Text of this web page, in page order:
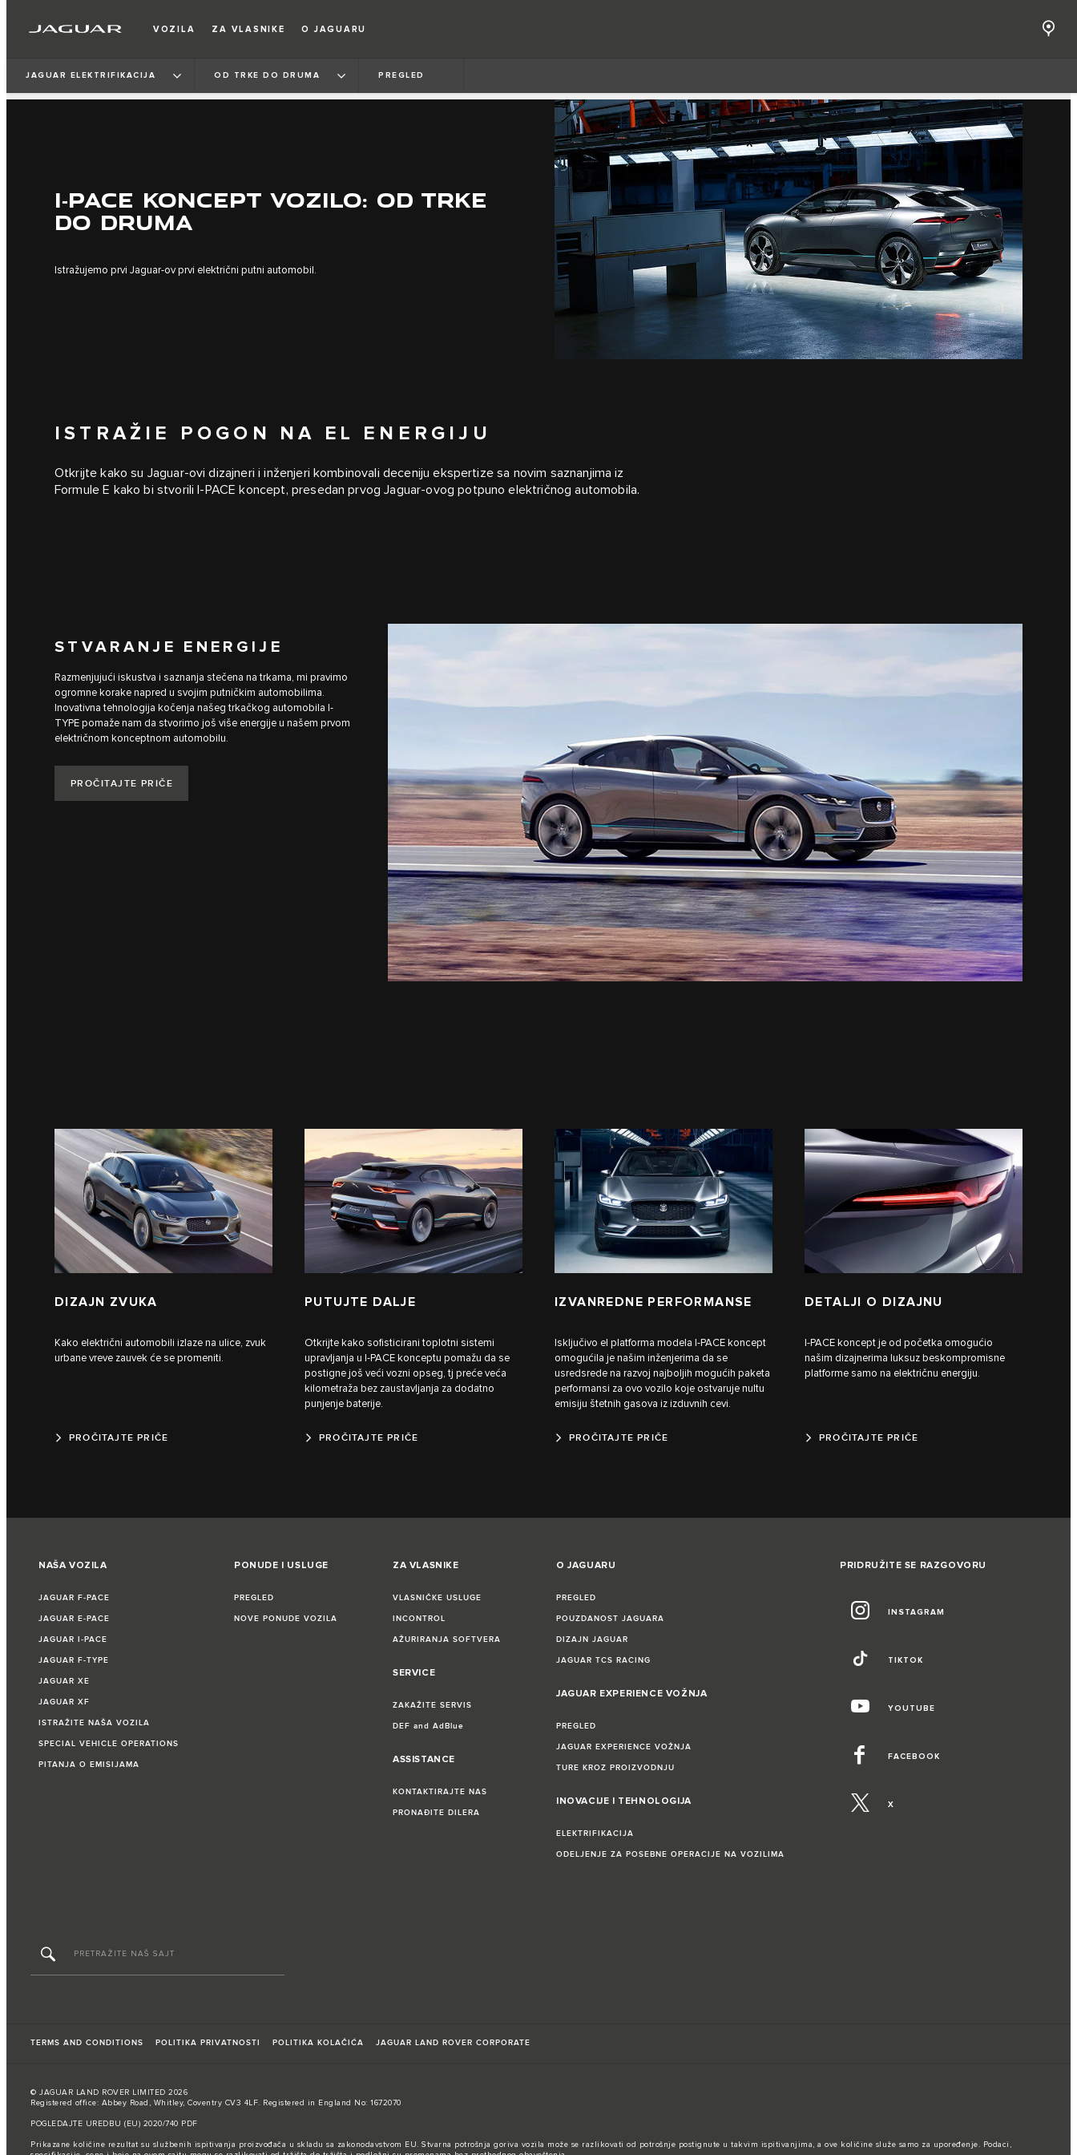
VOZILA ZA VLASNIKE O JAGUARU
JAGUAR ELEKTRIFIKACIJA OD TRKE DO DRUMA PREGLED
I‑PACE KONCEPT VOZILO: OD TRKE
DO DRUMA
Istražujemo prvi Jaguar-ov prvi električni putni automobil.
ISTRAŽIE POGON NA EL ENERGIJU
Otkrijte kako su Jaguar-ovi dizajneri i inženjeri kombinovali deceniju ekspertize sa novim saznanjima iz
Formule E kako bi stvorili I-PACE koncept, presedan prvog Jaguar-ovog potpuno električnog automobila.
STVARANJE ENERGIJE
Razmenjujući iskustva i saznanja stečena na trkama, mi pravimo
ogromne korake napred u svojim putničkim automobilima.
Inovativna tehnologija kočenja našeg trkačkog automobila I-
TYPE pomaže nam da stvorimo još više energije u našem prvom
električnom konceptnom automobilu.
PROČITAJTE PRIČE
DIZAJN ZVUKA
Kako električni automobili izlaze na ulice, zvuk
urbane vreve zauvek će se promeniti.
PROČITAJTE PRIČE
PUTUJTE DALJE
Otkrijte kako sofisticirani toplotni sistemi
upravljanja u I-PACE konceptu pomažu da se
postigne još veći vozni opseg, tj preće veća
kilometraža bez zaustavljanja za dodatno
punjenje baterije.
PROČITAJTE PRIČE
IZVANREDNE PERFORMANSE
Isključivo el platforma modela I-PACE koncept
omogućila je našim inženjerima da se
usredsrede na razvoj najboljih mogućih paketa
performansi za ovo vozilo koje ostvaruje nultu
emisiju štetnih gasova iz izduvnih cevi.
PROČITAJTE PRIČE
DETALJI O DIZAJNU
I-PACE koncept je od početka omogućio
našim dizajnerima luksuz beskompromisne
platforme samo na električnu energiju.
PROČITAJTE PRIČE
NAŠA VOZILA
JAGUAR F‑PACE
JAGUAR E‑PACE
JAGUAR I‑PACE
JAGUAR F‑TYPE
JAGUAR XE
JAGUAR XF
ISTRAŽITE NAŠA VOZILA
SPECIAL VEHICLE OPERATIONS
PITANJA O EMISIJAMA
PONUDE I USLUGE
PREGLED
NOVE PONUDE VOZILA
ZA VLASNIKE
VLASNIČKE USLUGE
INCONTROL
AŽURIRANJA SOFTVERA
SERVICE
ZAKAŽITE SERVIS
DEF and AdBlue
ASSISTANCE
KONTAKTIRAJTE NAS
PRONAĐITE DILERA
O JAGUARU
PREGLED
POUZDANOST JAGUARA
DIZAJN JAGUAR
JAGUAR TCS RACING
JAGUAR EXPERIENCE VOŽNJA
PREGLED
JAGUAR EXPERIENCE VOŽNJA
TURE KROZ PROIZVODNJU
INOVACIJE I TEHNOLOGIJA
ELEKTRIFIKACIJA
ODELJENJE ZA POSEBNE OPERACIJE NA VOZILIMA
PRIDRUŽITE SE RAZGOVORU
INSTAGRAM
TIKTOK
YOUTUBE
FACEBOOK
X
TERMS AND CONDITIONS POLITIKA PRIVATNOSTI POLITIKA KOLAČIĆA JAGUAR LAND ROVER CORPORATE
© JAGUAR LAND ROVER LIMITED 2026
Registered office: Abbey Road, Whitley, Coventry CV3 4LF. Registered in England No: 1672070
POGLEDAJTE UREDBU (EU) 2020/740 PDF
Prikazane količine rezultat su službenih ispitivanja proizvođača u skladu sa zakonodavstvom EU. Stvarna potrošnja goriva vozila može se razlikovati od potrošnje postignute u takvim ispitivanjima, a ove količine služe samo za upoređenje. Podaci,